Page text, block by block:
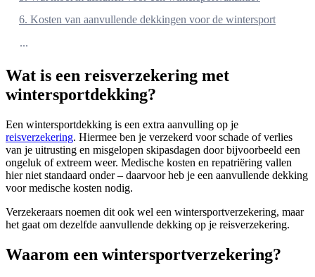
6. Kosten van aanvullende dekkingen voor de wintersport
...
Wat is een reisverzekering met
wintersportdekking?
Een wintersportdekking is een extra aanvulling op je
reisverzekering. Hiermee ben je verzekerd voor schade of verlies
van je uitrusting en misgelopen skipasdagen door bijvoorbeeld een
ongeluk of extreem weer. Medische kosten en repatriëring vallen
hier niet standaard onder – daarvoor heb je een aanvullende dekking
voor medische kosten nodig.
Verzekeraars noemen dit ook wel een wintersportverzekering, maar
het gaat om dezelfde aanvullende dekking op je reisverzekering.
Waarom een wintersportverzekering?